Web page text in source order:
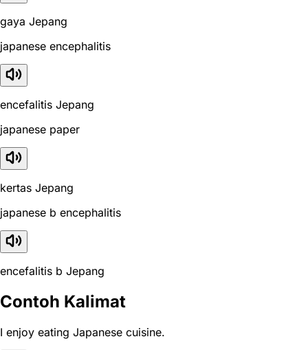
gaya Jepang
japanese encephalitis
encefalitis Jepang
japanese paper
kertas Jepang
japanese b encephalitis
encefalitis b Jepang
Contoh Kalimat
I enjoy eating Japanese cuisine.